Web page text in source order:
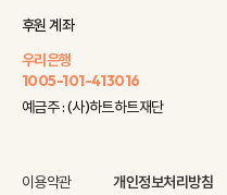
후원 계좌
우리은행
1005-101-413016
예금주 : (사)하트하트재단
이용약관 개인정보처리방침